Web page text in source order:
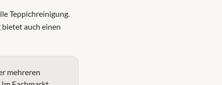
Teppichreinigung.
auch einen
mehreren